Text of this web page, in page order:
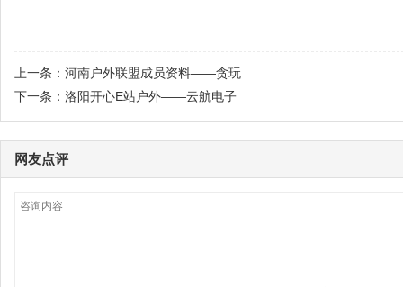
上一条： 河南户外联盟成员资料——贪玩
下一条： 洛阳开心E站户外——云航电子